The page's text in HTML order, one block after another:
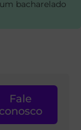
bacharelado
Fale
conosco